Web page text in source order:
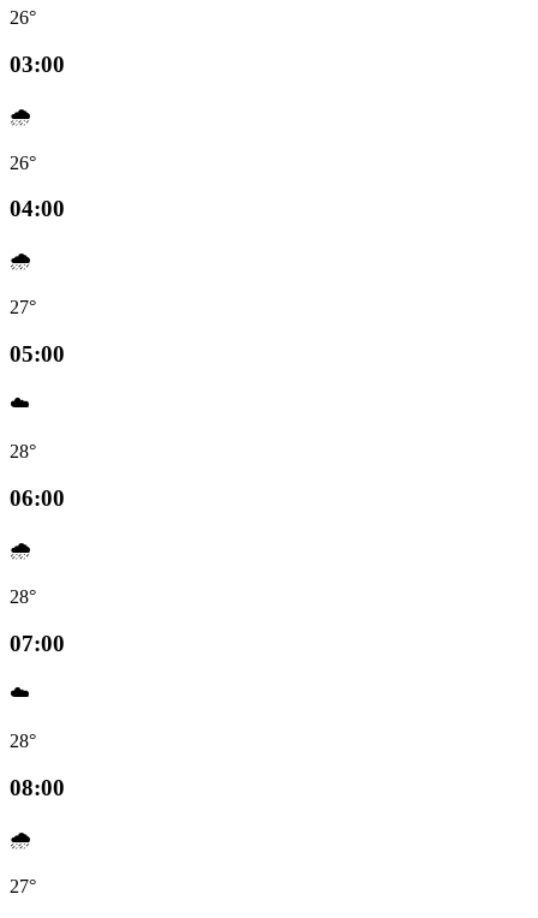
26°
03:00
🌧️
26°
04:00
🌧️
27°
05:00
☁️
28°
06:00
🌧️
28°
07:00
☁️
28°
08:00
🌧️
27°